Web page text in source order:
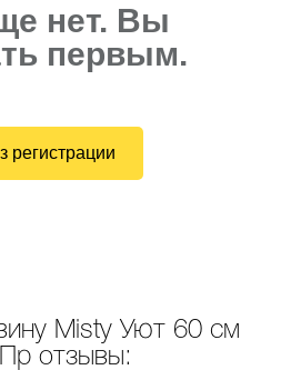
нет. Вы
первым.
регистрации
Misty Уют 60 см
отзывы: